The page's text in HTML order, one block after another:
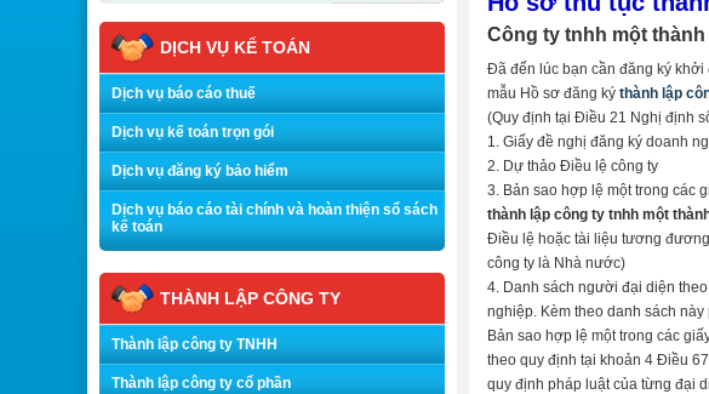
Công ty tnhh một thành
Đã đến lúc bạn cần đăng ký
mẫu Hồ sơ đăng ký thành lập
(Quy định tại Điều 21 Nghị định
1. Giấy đề nghị đăng ký doanh
2. Dự thảo Điều lệ công ty
3. Bản sao hợp lệ một trong các
thành lập công ty tnhh một
Điều lệ hoặc tài liệu tương
công ty là Nhà nước)
4. Danh sách người đại diện
nghiệp. Kèm theo danh sách
Bản sao hợp lệ một trong các
theo quy định tại khoản 4 Điều
quy định pháp luật của từng đại
DỊCH VỤ KẾ TOÁN
Dịch vụ báo cáo thuế
Dịch vụ kế toán trọn gói
Dịch vụ đăng ký bảo hiểm
Dịch vụ báo cáo tài chính và hoàn thiện sổ sách
kế toán
THÀNH LẬP CÔNG TY
Thành lập công ty TNHH
Thành lập công ty cổ phần